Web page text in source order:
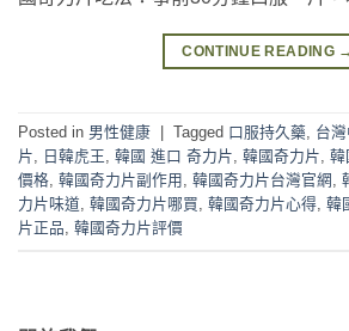
CONTINUE READING →
Posted in 男性健康 Tagged 口服持久藥, 台
片, 日韓虎王, 韓國 進口 奇力片, 韓國奇力片, 韓
價格, 韓國奇力片副作用 , 韓國奇力片台灣官網 ,
力片味道, 韓國奇力片哪買, 韓國奇力片心得, 韓
片正品, 韓國奇力片評價